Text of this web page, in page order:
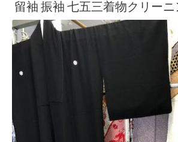
留袖 振袖 七五三着物クリーニ